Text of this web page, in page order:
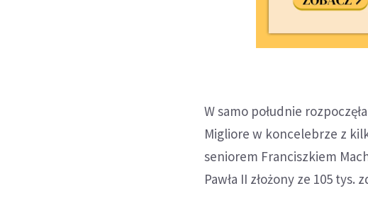
W samo południe
Migliore w koncelebrze z
seniorem Franciszkiem
Pawła II złożony ze 105